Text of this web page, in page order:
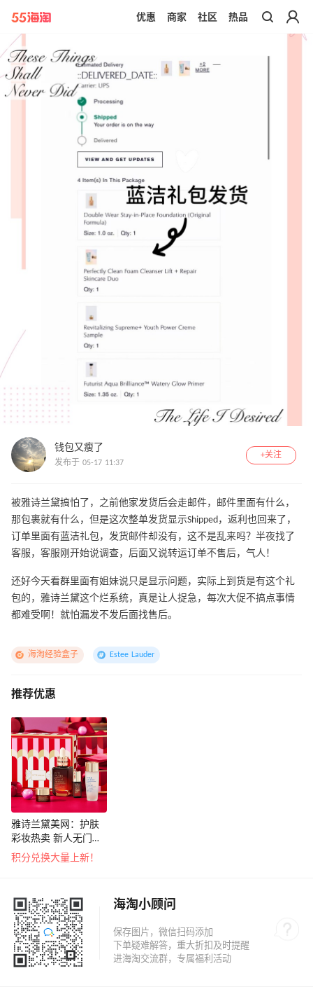
带你去官网买正品
优惠 商家 社区 热品
钱包又瘦了
发布于 05-17 11:37
+关注
被雅诗兰黛搞怕了，之前他家发货后会走邮件，邮件里面有什么，
那包裹就有什么，但是这次整单发货显示Shipped，返利也回来了，
订单里面有蓝洁礼包，发货邮件却没有，这不是乱来吗？半夜找了
客服，客服刚开始说调查，后面又说转运订单不售后，气人！
还好今天看群里面有姐妹说只是显示问题，实际上到货是有这个礼
包的，雅诗兰黛这个烂系统，真是让人捉急，每次大促不搞点事情
都难受啊！就怕漏发不发后面找售后。
海淘经验盒子 Estee Lauder
推荐优惠
雅诗兰黛美网：护肤
彩妆热卖 新人无门槛
享8.5折
积分兑换大量上新！
海淘小顾问